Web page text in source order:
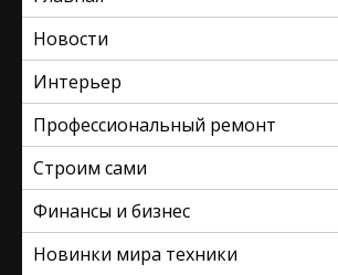
Новости
Интерьер
Профессиональный ремонт
Строим сами
Финансы и бизнес
Новинки мира техники